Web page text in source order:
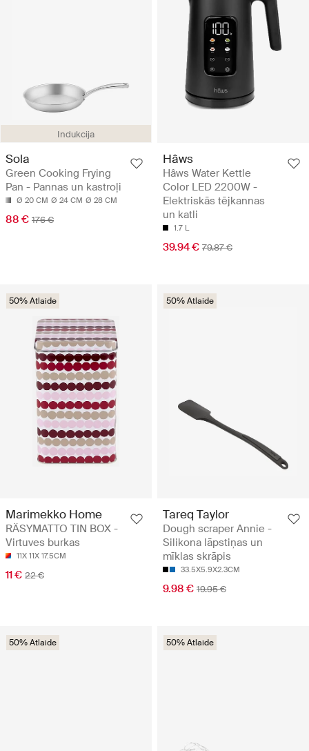
Indukcija
Sola
Green Cooking Frying
Pan - Pannas un kastroļi
Ø 20 CM Ø 24 CM Ø 28 CM
88 € 176 €
Hâws
Hâws Water Kettle
Color LED 2200W -
Elektriskās tējkannas
un katli
1.7 L
39.94 € 79.87 €
50% Atlaide
Marimekko Home
RÄSYMATTO TIN BOX -
Virtuves burkas
11X 11X 17.5CM
11 € 22 €
50% Atlaide
Tareq Taylor
Dough scraper Annie -
Silikona lāpstiņas un
mīklas skrāpis
33.5X5.9X2.3CM
9.98 € 19.95 €
50% Atlaide 50% Atlaide